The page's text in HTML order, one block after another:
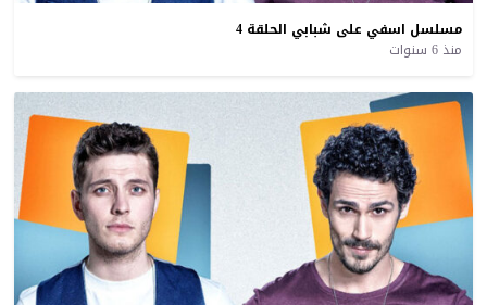
مسلسل اسفي على شبابي الحلقة 4
منذ 6 سنوات